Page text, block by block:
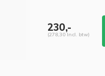
230,-
(278,30 Incl. btw)